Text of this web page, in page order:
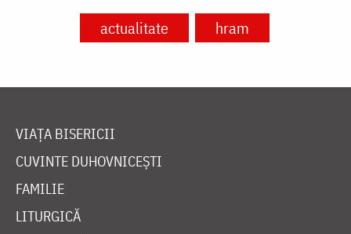
actualitate hram
VIAȚA BISERICII
CUVINTE DUHOVNICEȘTI
FAMILIE
LITURGICĂ